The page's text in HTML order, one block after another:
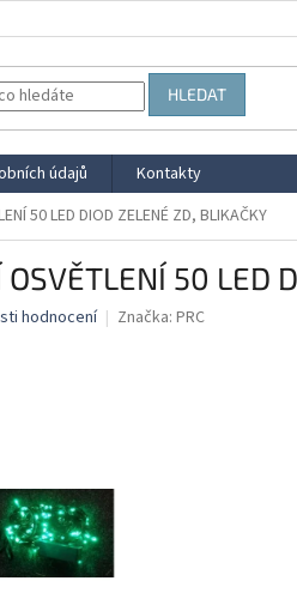
HLEDAT
údajů
Kontakty
50 LED DIOD ZELENÉ ZD, BLIKAČKY
OSVĚTLENÍ 50 LED
hodnocení Značka: PRC